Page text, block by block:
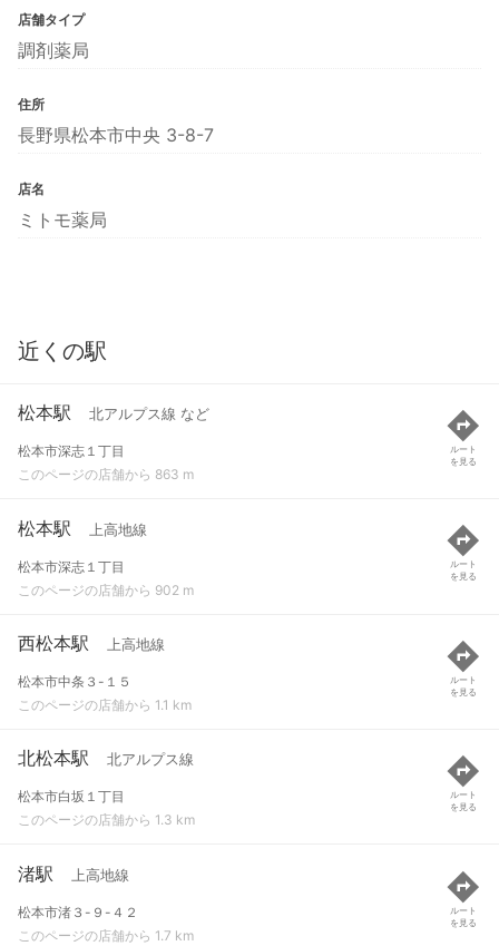
店舗タイプ
調剤薬局
住所
長野県松本市中央 3-8-7
店名
ミトモ薬局
近くの駅
松本駅 北アルプス線 など
松本市深志１丁目
このページの店舗から 863 m
ルート
を見る
松本駅 上高地線
松本市深志１丁目
このページの店舗から 902 m
ルート
を見る
西松本駅 上高地線
松本市中条３-１５
このページの店舗から 1.1 km
ルート
を見る
北松本駅 北アルプス線
松本市白坂１丁目
このページの店舗から 1.3 km
ルート
を見る
渚駅 上高地線
松本市渚３-９-４２
このページの店舗から 1.7 km
ルート
を見る